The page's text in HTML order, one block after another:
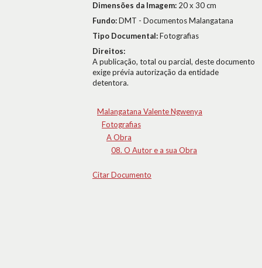
Dimensões da Imagem: 20 x 30 cm
Fundo:DMT - Documentos Malangatana
Tipo Documental:Fotografias
Direitos:
A publicação, total ou parcial, deste documento
exige prévia autorização da entidade
detentora.
Malangatana Valente Ngwenya
Fotografias
A Obra
08. O Autor e a sua Obra
Citar Documento